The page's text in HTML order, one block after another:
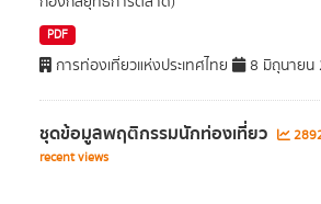
PDF
การท่องเที่ยวแห่งประเทศไทย 8 มิถุนายน
ชุดข้อมูลพฤติกรรมนักท่องเที่ยว
recent views